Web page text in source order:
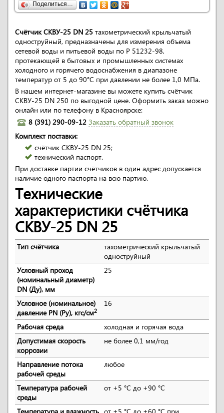
Поделиться…
Счётчик СКВУ-25 DN 25 тахометрический крыльчатый
одноструйный, предназначены для измерения объема
сетевой воды и питьевой воды по Р 51232-98,
протекающей в бытовых и промышленных системах
холодного и горячего водоснабжения в диапазоне
температур от 5 до 90°С при давлении не более 1,0 МПа.
В нашем интернет-магазине вы можете купить счётчик
СКВУ-25 DN 250 по выгодной цене. Оформить заказ можно
онлайн или по телефону в Красноярске:
8 (391) 290-09-12 Заказать обратный звонок
Комплект поставки:
счётчик СКВУ-25 DN 25;
технический паспорт.
При доставке партии счётчиков в один адрес допускается
наличие одного паспорта на всю партию.
Технические
характеристики счётчика
СКВУ-25 DN 25
Тип счётчика
тахометрический крыльчатый
одноструйный
Условный проход
(номинальный диаметр)
DN (Ду), мм
25
Условное (номинальное)
давление PN (Ру), кгс/см2
16
Рабочая среда
холодная и горячая вода
Допустимая скорость
коррозии
не более 0,1 мм/год
Направление потока
рабочей среды
любое
Температура рабочей
среды
от +5 °С до +90 °С